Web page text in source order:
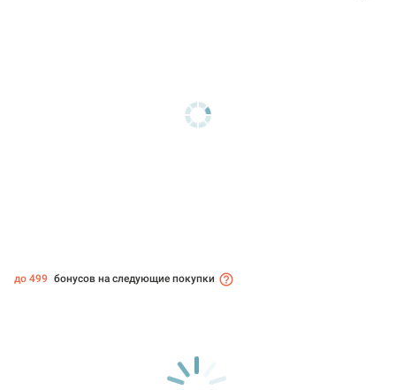
до 499 бонусов на следующие покупки